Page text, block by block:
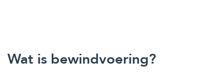
Wat is bewindvoering?